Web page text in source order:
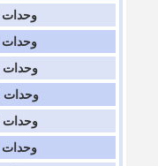
وحدات PLC 6ES5840-4SH01
وحدات PLC 6ES5760-0AB11
وحدات PLC 6ES5752-0AA22
وحدات PLC 6ES5788-8MK11
وحدات PLC 6ES5840-6SG01
وحدات PLC 6ES5848-8CP01